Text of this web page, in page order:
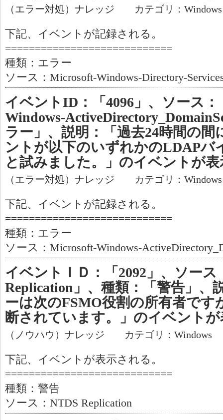
（エラー対処）ナレッジ カテゴリ：
下記、イベントが記録される。
============================
種類：エラー
ソース：Microsoft-Windows-Directory-
イベントID：「4096」、ソース：
Windows-
ラー」、説明：「過去24時間の
ントが以下のいずれかのLDAPバ
と試みました。」のイベントが
（エラー対処）ナレッジ カテゴリ：
下記、イベントが記録される。
============================
種類：エラー
ソース：Microsoft-Windows-
イベントＩＤ：「2092」、ソース
Replication」、種類：「警告」、
ーは次のFSMO役割の所有者です
断されています。」のイベント
（ノウハウ）ナレッジ カテゴリ：Windows
下記、イベントが表示される。
============================
種類：警告
ソース：NTDS Replication